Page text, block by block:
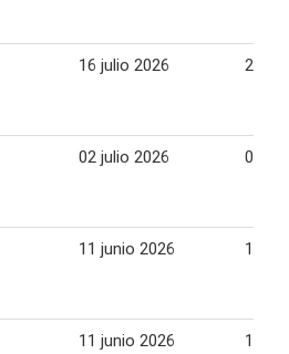
16 julio 2026 22
02 julio 2026 09
11 junio 2026 17
11 junio 2026 17